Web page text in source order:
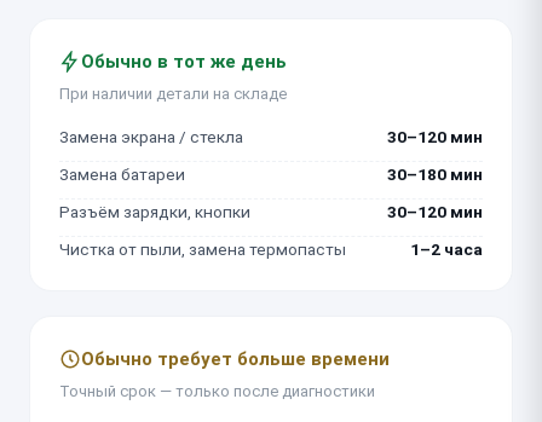
Обычно в тот же день
При наличии детали на складе
Замена экрана / стекла
30–120 мин
Замена батареи
30–180 мин
Разъём зарядки, кнопки
30–120 мин
Чистка от пыли, замена термопасты
1–2 часа
Обычно требует больше времени
Точный срок — только после диагностики